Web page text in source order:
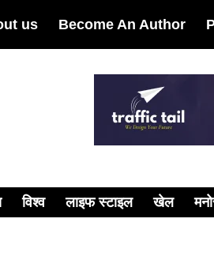
us Become An Author
विश्व लाइफ स्टाइल खेल